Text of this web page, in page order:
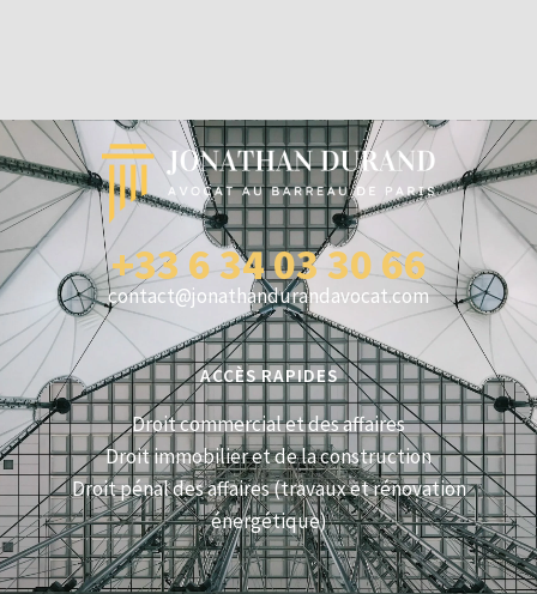
+33 6 34 03 30 66
contact@jonathandurandavocat.com
ACCÈS RAPIDES
Droit commercial et des affaires
Droit immobilier et de la construction
Droit pénal des affaires (travaux et rénovation
énergétique)